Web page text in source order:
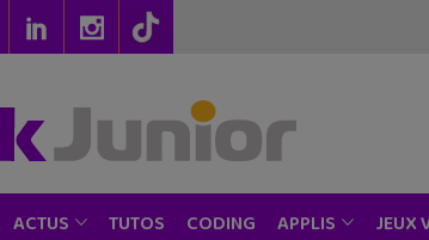
ACTUS TUTOS CODING APPLIS JEUX